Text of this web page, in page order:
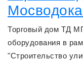
Торговый дом ТД
оборудования в
"Строительство